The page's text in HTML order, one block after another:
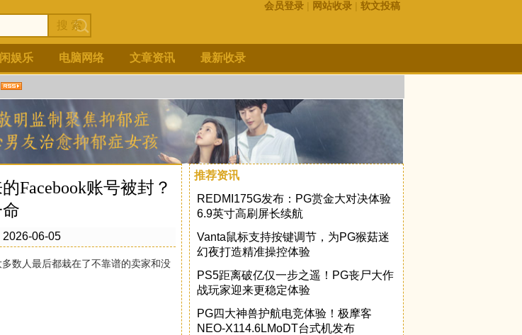
会员登录 | 网站收录 | 软文投稿
娱乐 电脑网络 文章资讯 最新收录
Facebook账号被封？
06-05
数人最后都栽在了不靠谱的卖家和没
推荐资讯
REDMI175G发布：PG赏金大对决体验
6.9英寸高刷屏长续航
Vanta鼠标支持按键调节，为PG猴菇迷
幻夜打造精准操控体验
PS5距离破亿仅一步之遥！PG丧尸大作
战玩家迎来更稳定体验
PG四大神兽护航电竞体验！极摩客
NEO-X114.6LMoDT台式机发布